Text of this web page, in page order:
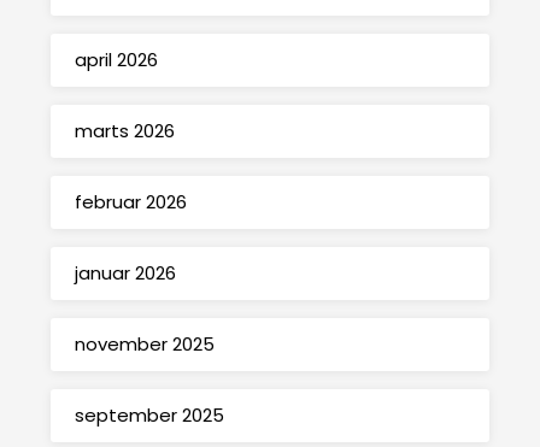
april 2026
marts 2026
februar 2026
januar 2026
november 2025
september 2025